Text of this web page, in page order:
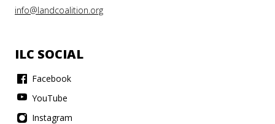
info@landcoalition.org
ILC SOCIAL
Facebook
YouTube
Instagram